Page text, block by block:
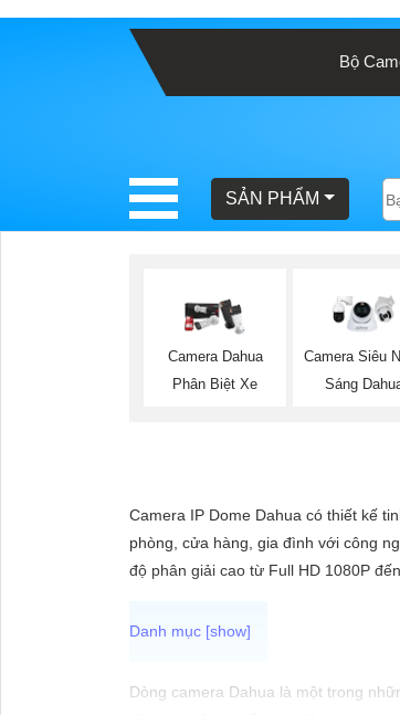
Bộ
SẢN PHẨM
Camera Dahua
Phân Biệt Xe
Camera Siêu
Sáng
Camera IP Dome Dahua có thiết kế
phòng, cửa hàng, gia đình với công
độ phân giải cao từ Full HD 1080P
Dòng camera Dahua là một trong